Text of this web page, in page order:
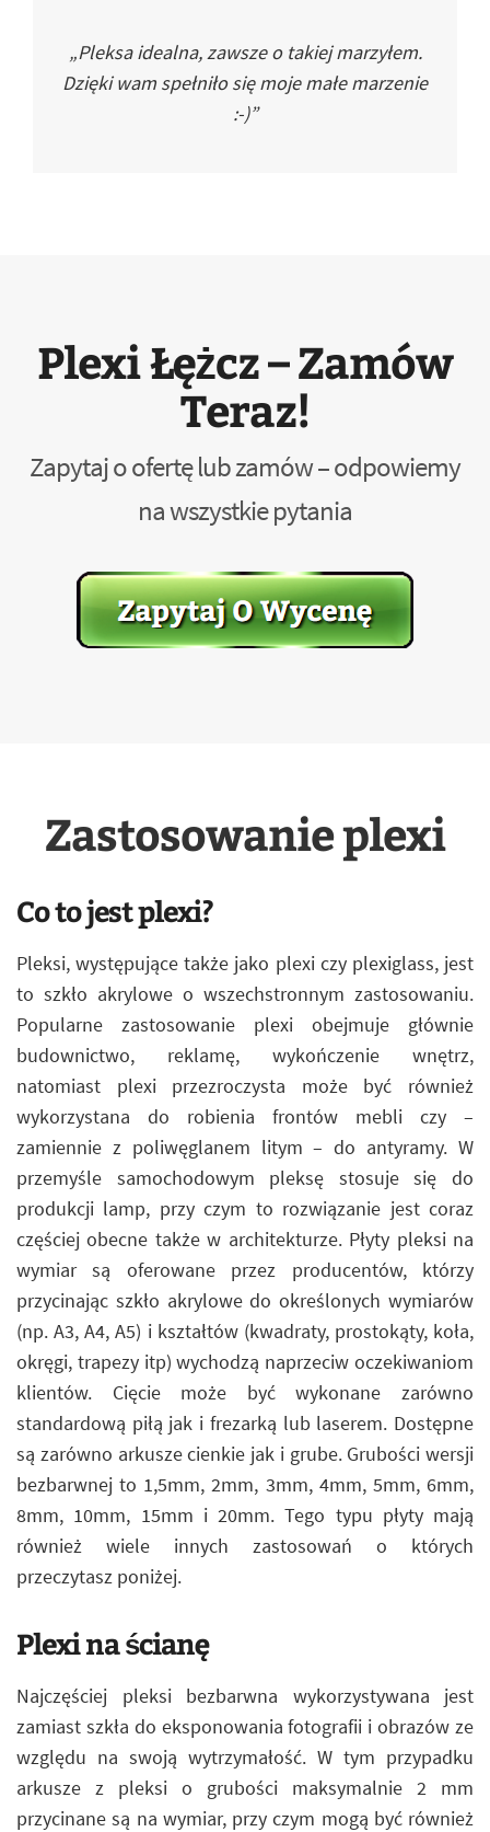
„Pleksa idealna, zawsze o takiej marzyłem.
Dzięki wam spełniło się moje małe marzenie
:-)”
Plexi Łężcz – Zamów
Teraz!
Zapytaj o ofertę lub zamów – odpowiemy
na wszystkie pytania
Zastosowanie plexi
Co to jest plexi?
Pleksi, występujące także jako plexi czy plexiglass, jest
to szkło akrylowe o wszechstronnym zastosowaniu.
Popularne zastosowanie plexi obejmuje głównie
budownictwo, reklamę, wykończenie wnętrz,
natomiast plexi przezroczysta może być również
wykorzystana do robienia frontów mebli czy –
zamiennie z poliwęglanem litym – do antyramy. W
przemyśle samochodowym pleksę stosuje się do
produkcji lamp, przy czym to rozwiązanie jest coraz
częściej obecne także w architekturze. Płyty pleksi na
wymiar są oferowane przez producentów, którzy
przycinając szkło akrylowe do określonych wymiarów
(np. A3, A4, A5) i kształtów (kwadraty, prostokąty, koła,
okręgi, trapezy itp) wychodzą naprzeciw oczekiwaniom
klientów. Cięcie może być wykonane zarówno
standardową piłą jak i frezarką lub laserem. Dostępne
są zarówno arkusze cienkie jak i grube. Grubości wersji
bezbarwnej to 1,5mm, 2mm, 3mm, 4mm, 5mm, 6mm,
8mm, 10mm, 15mm i 20mm. Tego typu płyty mają
również wiele innych zastosowań o których
przeczytasz poniżej.
Plexi na ścianę
Najczęściej pleksi bezbarwna wykorzystywana jest
zamiast szkła do eksponowania fotografii i obrazów ze
względu na swoją wytrzymałość. W tym przypadku
arkusze z pleksi o grubości maksymalnie 2 mm
przycinane są na wymiar, przy czym mogą być również